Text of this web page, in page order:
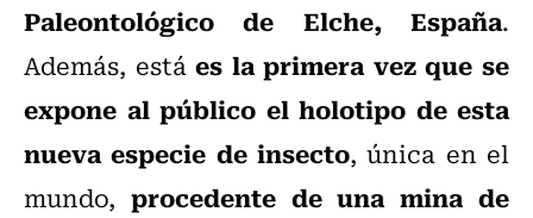
Paleontológico de Elche, España.
Además, estáes la primera vez que se
expone al público el holotipo de esta
nueva especie de insecto, única en el
mundo, procedente de una mina de